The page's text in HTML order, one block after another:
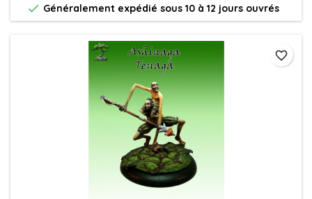
 Généralement expédié sous 10 à 12 jours ouvrés
favorite_border